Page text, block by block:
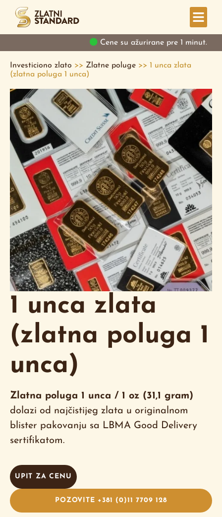
Cene su ažurirane pre 1 minut.
Investiciono zlato >> Zlatne poluge >> 1 unca zlata
(zlatna poluga 1 unca)
1 unca zlata
(zlatna poluga 1
unca)
Zlatna poluga 1 unca / 1 oz (31,1 gram)
dolazi od najčistijeg zlata u originalnom
blister pakovanju sa LBMA Good Delivery
sertifikatom.
UPIT ZA CENU
POZOVITE +381 (0)11 7709 128